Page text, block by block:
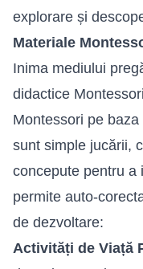
explorare și
Materiale
Inima mediului
didactice
Montessori pe
sunt simple jucării,
concepute pentru a
permite auto-
de dezvoltare:
Activități de Viață